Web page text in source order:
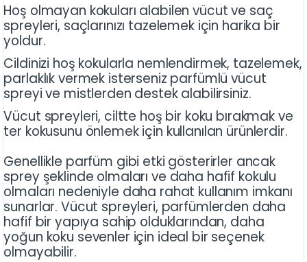
Hoş olmayan kokuları alabilen vücut ve saç
spreyleri, saçlarınızı tazelemek için harika bir
yoldur.
Cildinizi hoş kokularla nemlendirmek, tazelemek,
parlaklık vermek isterseniz parfümlü vücut
spreyi ve mistlerden destek alabilirsiniz.
Vücut spreyleri, ciltte hoş bir koku bırakmak ve
ter kokusunu önlemek için kullanılan ürünlerdir.
Genellikle parfüm gibi etki gösterirler ancak
sprey şeklinde olmaları ve daha hafif kokulu
olmaları nedeniyle daha rahat kullanım imkanı
sunarlar. Vücut spreyleri, parfümlerden daha
hafif bir yapıya sahip olduklarından, daha
yoğun koku sevenler için ideal bir seçenek
olmayabilir.